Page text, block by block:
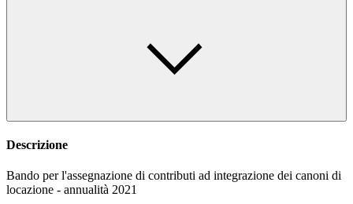
Descrizione
Bando per l'assegnazione di contributi ad integrazione dei canoni di
locazione - annualità 2021